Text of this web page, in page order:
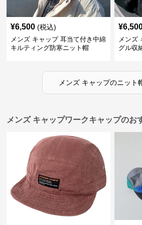
¥6,500 (税込)
メンズ キャップ 耳当て付き中綿
キルティング防寒ニット帽
¥
メンズ
グル収
メンズ キャップのニット
メンズ キャップワークキャップのお